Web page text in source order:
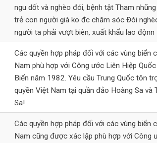
ngu dốt và nghèo đói, bệnh tật Tham
trẻ con người già ko đc chăm sóc Đói
người ta phải vượt biên, xuất khẩu lao độnn
Các quyền hợp pháp đối với các vùng biển
Nam phù hợp với Công ước Liên Hiệp
Biển năm 1982. Yêu cầu Trung Quốc tôn
quyền Việt Nam tại quần đảo Hoàng Sa và
Sa!
Các quyền hợp pháp đối với các vùng biển
Nam cũng được xác lập phù hợp với Công